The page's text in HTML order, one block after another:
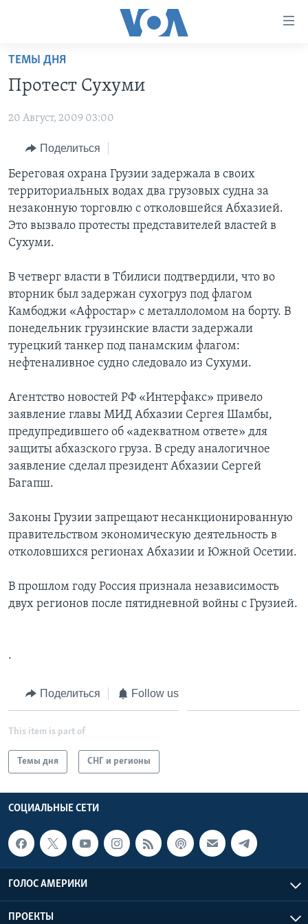
Перейти
основной
Перейти
навигации
Перейти
поиск
ПРОГРАММЫ
АМЕРИКА
НОВОСТИ ЗА МИНУТУ
ИТОГИ
ПОЧЕМУ ЭТО ВАЖНО?
ДИСКУССИЯ VOA
ДЕТАЛИ
НЬЮ-ЙОРК NEW YORK
АМЕРИКА. БОЛЬШОЕ ПУТЕШЕСТВИЕ
ПРОЕКТЫ
УЧИМ АНГЛИЙСКИЙ
НАША АМЕРИКАНСКАЯ ИСТОРИЯ
А КАК В АМЕРИКЕ?
АРТЕФАКТЫ
АМЕРИКАНСКИЕ ГОРОДКИ
ЭКСПЕРТИЗА
ИНТЕРВЬЮ
ФАКТЫ ПРОТИВ ФЕЙКОВ
ЗА СВОБОДУ ПРЕССЫ
УЧИМ АНГЛИЙСКИЙ
ВИДЕО
ПОДПИСКА НА НОВОСТИ
Learning English
СОЦИАЛЬНЫЕ СЕТИ
Языки
ТЕМЫ ДНЯ
Протест Сухуми
20 Август, 2009 03:00
Поделиться
Береговая охрана Грузии задержала в своих
территориальных водах два грузовых судна за
незаконную торговлю с отколовшейся Абхазией.
Это вызвало протесты представителей властей в
Сухуми.
В четверг власти в Тбилиси подтвердили, что во
вторник был задержан сухогруз под флагом
Камбоджи «Афростар» с металлоломом на борту. В
понедельник грузинские власти задержали
турецкий танкер под панамским флагом:
нефтеналивное судно следовало из Сухуми.
Агентство новостей РФ «Интерфакс» привело
заявление главы МИД Абхазии Сергея Шамбы,
предупредившего об «адекватном ответе» для
защиты абхазского груза. В среду аналогичное
заявление сделал президент Абхазии Сергей
Багапш.
Законы Грузии запрещают несанкционированную
правительством экономическую деятельность в
отколовшихся регионах Абхазии и Южной Осетии.
В прошлом году Россия признала независимость
двух регионов после пятидневной войны с Грузией.
.
Поделиться Follow us
This item is part of
Темы дня СНГ и регионы
СОЦИАЛЬНЫЕ СЕТИ
ГОЛОС АМЕРИКИ
ПРОЕКТЫ